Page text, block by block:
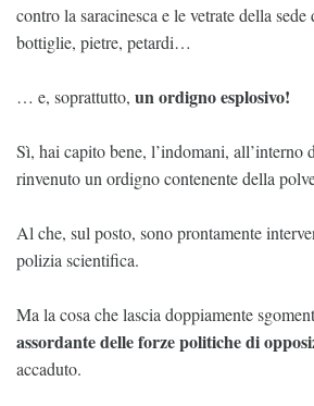
contro la saracinesca e le vetrate della sede
bottiglie, pietre, petardi…
… e, soprattutto, un ordigno esplosivo!
Sì, hai capito bene, l’indomani, all’interno
rinvenuto un ordigno contenente della
Al che, sul posto, sono prontamente
polizia scientifica.
Ma la cosa che lascia doppiamente
assordante delle forze politiche di
accaduto.